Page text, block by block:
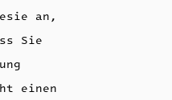
an,
Sie
einen